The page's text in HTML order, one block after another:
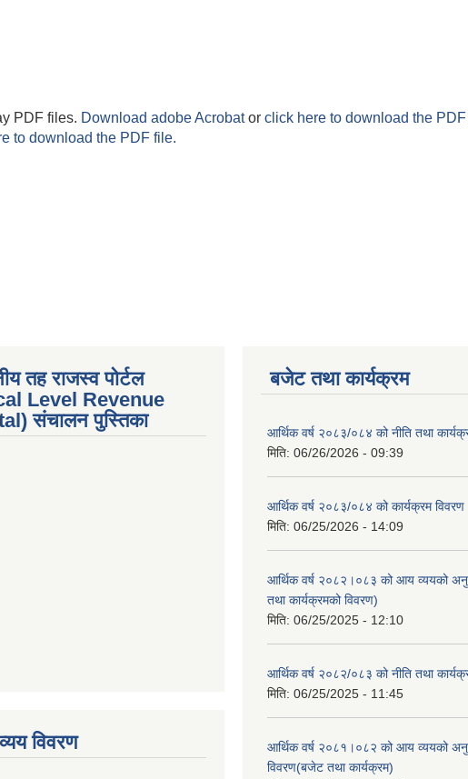
PDF files. Download adobe Acrobator click here to download the PDF
to download the PDF file.
तह राजस्व पोर्टल
Level Revenue
संचालन पुस्तिका
विवरण
बजेट तथा कार्यक्रम
आर्थिक वर्ष २०८३/०८४ को नीति तथा
मिति: 06/26/2026 - 09:39
आर्थिक वर्ष २०८३/०८४ को कार्यक्रम विवरण
मिति: 06/25/2026 - 14:09
आर्थिक वर्ष २०८२।०८३ को आय व्ययको
तथा कार्यक्रमको विवरण)
मिति: 06/25/2025 - 12:10
आर्थिक वर्ष २०८२/०८३ को नीति तथा
मिति: 06/25/2025 - 11:45
आर्थिक वर्ष २०८१।०८२ को आय व्ययको
विवरण(बजेट तथा कार्यक्रम)